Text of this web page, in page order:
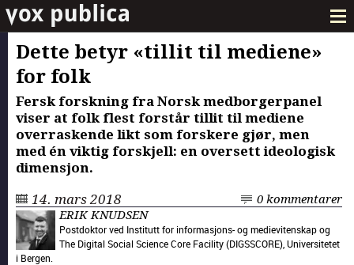
Dette betyr «tillit til mediene»
for folk
Fersk forskning fra Norsk medborgerpanel
viser at folk flest forstår tillit til mediene
overraskende likt som forskere gjør, men
med én viktig forskjell: en oversett ideologisk
dimensjon.
14. mars 2018
0 kommentarer
ERIK KNUDSEN
Postdoktor ved Institutt for informasjons- og medievitenskap og
The Digital Social Science Core Facility (DIGSSCORE), Universitetet
i Bergen.